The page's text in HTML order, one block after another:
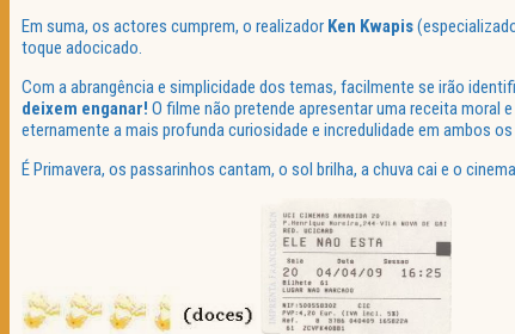
Em suma, os actores cumprem, o realizador Ken Kwapis
toque adocicado.
Com a abrangência e simplicidade dos temas, facilmente se irão
deixem enganar! O filme não pretende apresentar uma receita
eternamente a mais profunda curiosidade e incredulidade em ambos os
É Primavera, os passarinhos cantam, o sol brilha, a chuva cai e o